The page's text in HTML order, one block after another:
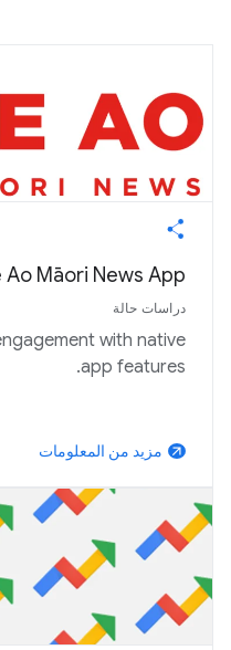
Ao Māori News App
دراسات حالة
with native
app features.
arrow_outward مزيد من المعلومات